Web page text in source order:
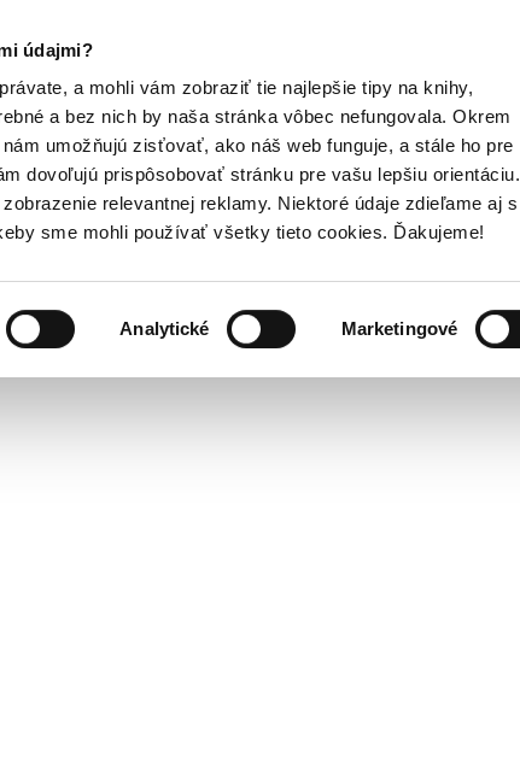
údajmi?
a mohli vám zobraziť tie najlepšie tipy na knihy,
a bez nich by naša stránka vôbec nefungovala. Okrem
umožňujú zisťovať, ako náš web funguje, a stále ho pre
dovoľujú prispôsobovať stránku pre vašu lepšiu orientáciu.
relevantnej reklamy. Niektoré údaje zdieľame aj s
sme mohli používať všetky tieto cookies. Ďakujeme!
Analytické Marketingové